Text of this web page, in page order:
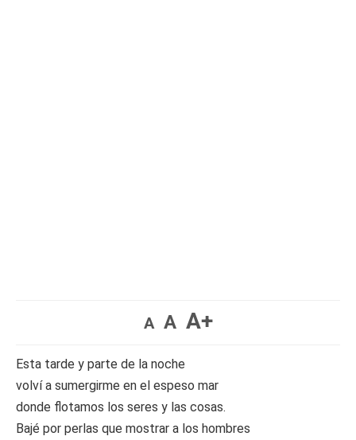
A A A+
Esta tarde y parte de la noche
volví a sumergirme en el espeso mar
donde flotamos los seres y las cosas.
Bajé por perlas que mostrar a los hombres